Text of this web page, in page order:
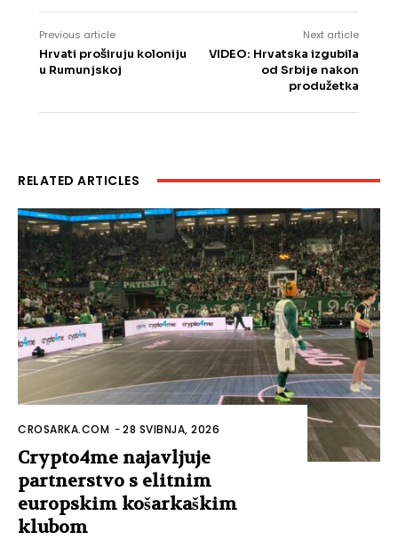
Previous article
Hrvati proširuju koloniju
u Rumunjskoj
Next article
VIDEO: Hrvatska izgubila
od Srbije nakon
produžetka
RELATED ARTICLES
CROSARKA.COM -28 SVIBNJA, 2026
Crypto4me najavljuje
partnerstvo s elitnim
europskim košarkaškim
klubom